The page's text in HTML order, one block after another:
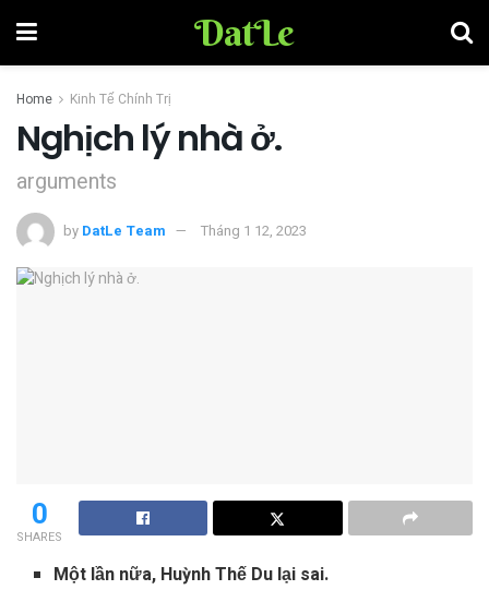
DatLe
Home Kinh Tế Chính Trị
Nghịch lý nhà ở.
arguments
by DatLe Team Tháng 1 12, 2023
0
SHARES
Một lần nữa, Huỳnh Thế Du lại sai.